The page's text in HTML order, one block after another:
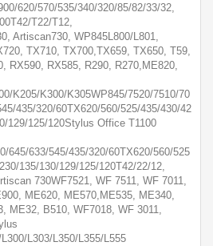
620/570/535/340/320/85/82/33/32,
T22/T12,
Artiscan730, WP845L800/L801,
TX710, TX700,TX659, TX650, T59,
RX590, RX585, R290, R270,ME820,
K205/K300/K305WP845/7520/7510/70
435/320/60TX620/560/525/435/430/42
129/125/120Stylus Office T1100
645/633/545/435/320/60TX620/560/525
135/130/129/125/120T42/22/12,
730WF7521, WF 7511, WF 7011,
ME620, ME570,ME535, ME340,
ME32, B510, WF7018, WF 3011,
L303/L350/L355/L555